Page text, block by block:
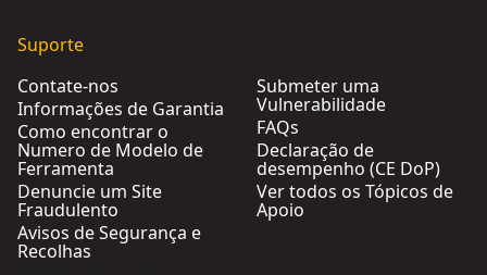
Suporte
Contate-nos
Informações de Garantia
Como encontrar o
Numero de Modelo de
Ferramenta
Denuncie um Site
Fraudulento
Avisos de Segurança e
Recolhas
Submeter uma
Vulnerabilidade
FAQs
Declaração de
desempenho (CE DoP)
Ver todos os Tópicos de
Apoio